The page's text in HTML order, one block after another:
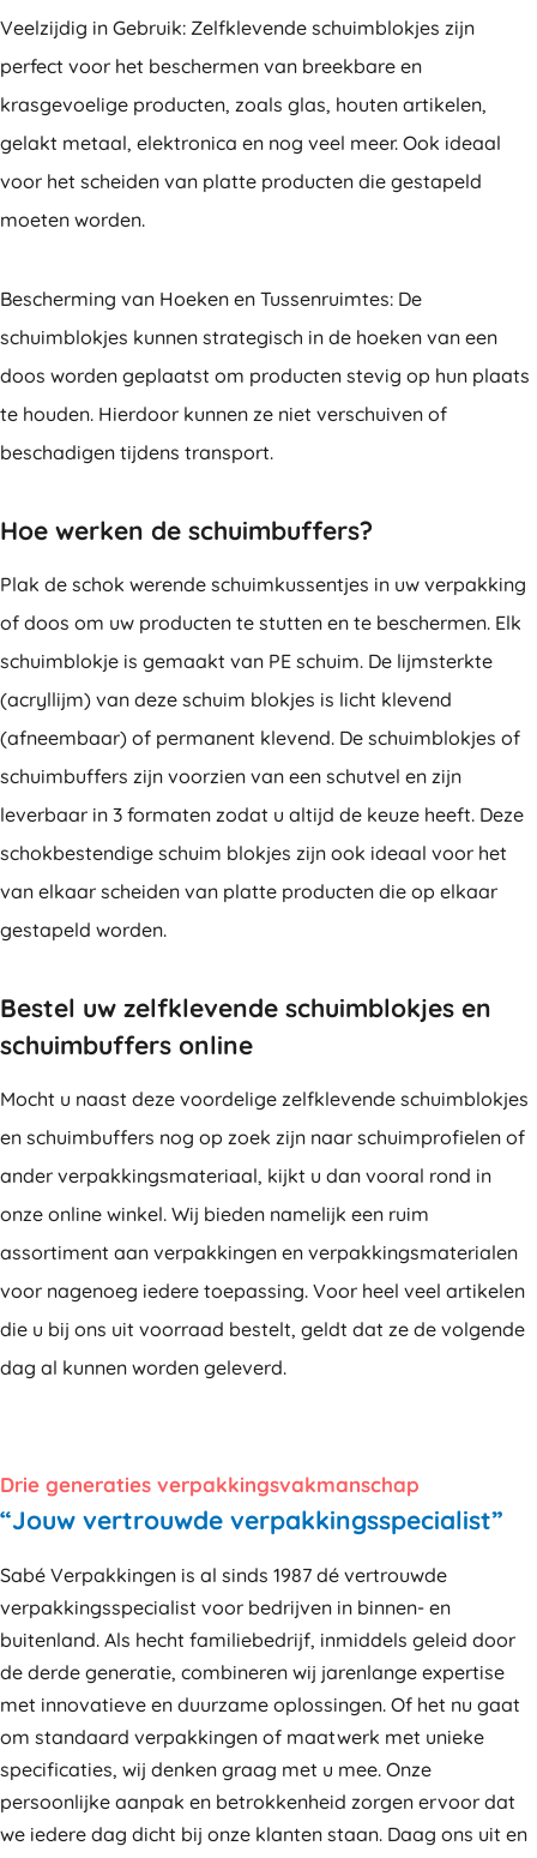
Veelzijdig in Gebruik: Zelfklevende schuimblokjes zijn
perfect voor het beschermen van breekbare en
krasgevoelige producten, zoals glas, houten artikelen,
gelakt metaal, elektronica en nog veel meer. Ook ideaal
voor het scheiden van platte producten die gestapeld
moeten worden.
Bescherming van Hoeken en Tussenruimtes: De
schuimblokjes kunnen strategisch in de hoeken van een
doos worden geplaatst om producten stevig op hun plaats
te houden. Hierdoor kunnen ze niet verschuiven of
beschadigen tijdens transport.
Hoe werken de schuimbuffers?
Plak de schok werende schuimkussentjes in uw verpakking
of doos om uw producten te stutten en te beschermen. Elk
schuimblokje is gemaakt van PE schuim. De lijmsterkte
(acryllijm) van deze schuim blokjes is licht klevend
(afneembaar) of permanent klevend. De schuimblokjes of
schuimbuffers zijn voorzien van een schutvel en zijn
leverbaar in 3 formaten zodat u altijd de keuze heeft. Deze
schokbestendige schuim blokjes zijn ook ideaal voor het
van elkaar scheiden van platte producten die op elkaar
gestapeld worden.
Bestel uw zelfklevende schuimblokjes en
schuimbuffers online
Mocht u naast deze voordelige zelfklevende schuimblokjes
en schuimbuffers nog op zoek zijn naar schuimprofielen of
ander verpakkingsmateriaal, kijkt u dan vooral rond in
onze online winkel. Wij bieden namelijk een ruim
assortiment aan verpakkingen en verpakkingsmaterialen
voor nagenoeg iedere toepassing. Voor heel veel artikelen
die u bij ons uit voorraad bestelt, geldt dat ze de volgende
dag al kunnen worden geleverd.
Drie generaties verpakkingsvakmanschap
“Jouw vertrouwde verpakkingsspecialist”
Sabé Verpakkingen is al sinds 1987 dé vertrouwde
verpakkingsspecialist voor bedrijven in binnen- en
buitenland. Als hecht familiebedrijf, inmiddels geleid door
de derde generatie, combineren wij jarenlange expertise
met innovatieve en duurzame oplossingen. Of het nu gaat
om standaard verpakkingen of maatwerk met unieke
specificaties, wij denken graag met u mee. Onze
persoonlijke aanpak en betrokkenheid zorgen ervoor dat
we iedere dag dicht bij onze klanten staan. Daag ons uit en